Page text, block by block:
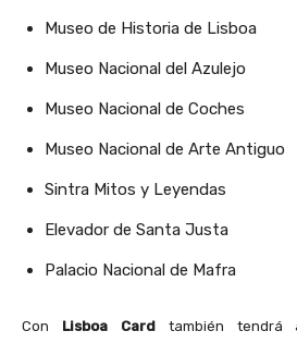
Museo de Historia de Lisboa
Museo Nacional del Azulejo
Museo Nacional de Coches
Museo Nacional de Arte Antiguo
Sintra Mitos y Leyendas
Elevador de Santa Justa
Palacio Nacional de Mafra
Con Lisboa Cardtambién tendrá